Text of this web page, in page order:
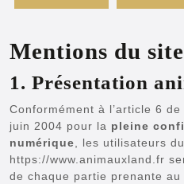
Mentions du site
1. Présentation
Conformément à l’article 6
juin 2004 pour la pleine
numérique , les utilisateurs
https://www.animauxland.fr
de chaque partie prenante